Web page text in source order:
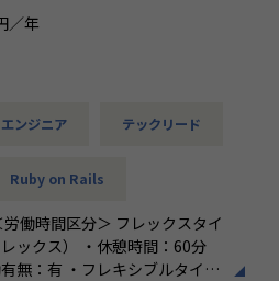
を結成
ンを一緒に考えます。現場での
すい環境を整えていくこともマ
得られる環境です。
ードしていただきます。主な業
ますが、ご志向に合わせて様々
ことを期待しています。
進行、タスクのマネジメント、
ト、レビュー
クエンド領域での実装調査、不
／年
ンジニア テックリード
Ruby on Rails
働時間区分＞ フレックスタイ
休憩時間：60分
レキシブルタイ